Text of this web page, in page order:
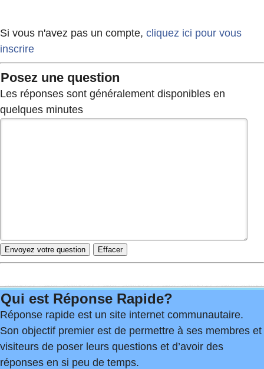
Si vous n'avez pas un compte, cliquez ici pour vous
inscrire
Posez une question
Les réponses sont généralement disponibles en
quelques minutes
Qui est Réponse Rapide?
Réponse rapide est un site internet communautaire.
Son objectif premier est de permettre à ses membres et
visiteurs de poser leurs questions et d’avoir des
réponses en si peu de temps.